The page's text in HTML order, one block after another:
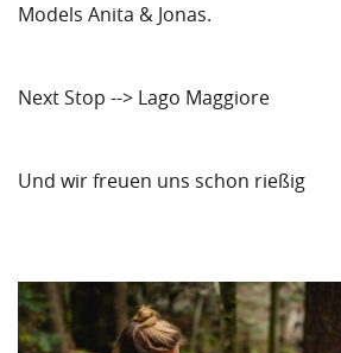
Models Anita & Jonas.
Next Stop --> Lago Maggiore
Und wir freuen uns schon rießig